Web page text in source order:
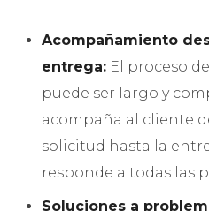
Acompañamiento
entrega: El proceso
puede ser largo y
acompaña al cliente
solicitud hasta la
responde a todas las
Soluciones a